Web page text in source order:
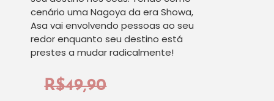
cenário uma Nagoya da era Showa,
Asa vai envolvendo pessoas ao seu
redor enquanto seu destino está
prestes a mudar radicalmente!
R$49,90